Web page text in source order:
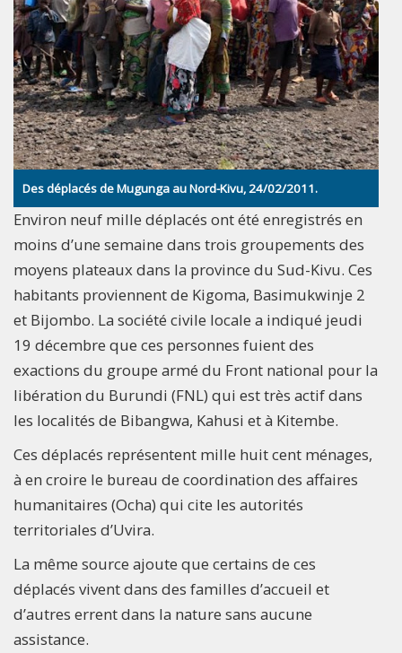
Des déplacés de Mugunga au Nord-Kivu, 24/02/2011.
Environ neuf mille déplacés ont été enregistrés en
moins d’une semaine dans trois groupements des
moyens plateaux dans la province du Sud-Kivu. Ces
habitants proviennent de Kigoma, Basimukwinje 2
et Bijombo. La société civile locale a indiqué jeudi
19 décembre que ces personnes fuient des
exactions du groupe armé du Front national pour la
libération du Burundi (FNL) qui est très actif dans
les localités de Bibangwa, Kahusi et à Kitembe.
Ces déplacés représentent mille huit cent ménages,
à en croire le bureau de coordination des affaires
humanitaires (Ocha) qui cite les autorités
territoriales d’Uvira.
La même source ajoute que certains de ces
déplacés vivent dans des familles d’accueil et
d’autres errent dans la nature sans aucune
assistance.